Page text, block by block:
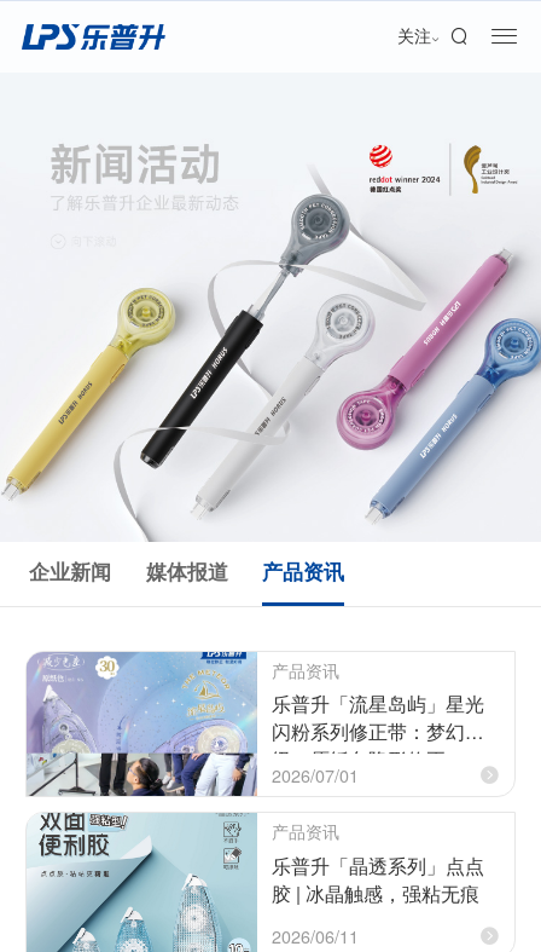
关注
加盟合作
企业新闻 媒体报道 产品资讯
产品资讯
乐普升「流星岛屿」星光
闪粉系列修正带：梦幻升
级，原纸色隐形修正
2026/07/01
产品资讯
乐普升「晶透系列」点点
胶 | 冰晶触感，强粘无痕
2026/06/11